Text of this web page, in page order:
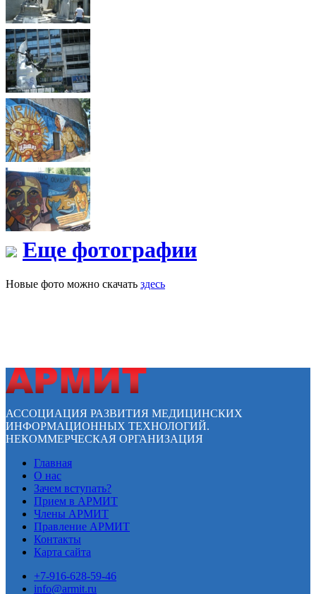
Еще фотографии
Новые фото можно скачать здесь
АССОЦИАЦИЯ РАЗВИТИЯ МЕДИЦИНСКИХ
ИНФОРМАЦИОННЫХ ТЕХНОЛОГИЙ.
НЕКОММЕРЧЕСКАЯ ОРГАНИЗАЦИЯ
Главная
О нас
Зачем вступать?
Прием в АРМИТ
Члены АРМИТ
Правление АРМИТ
Контакты
Карта сайта
+7-916-628-59-46
info@armit.ru